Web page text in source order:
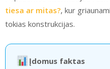
tiesa ar mitas?, kur
tokias konstrukcijas.
Įdomus faktas